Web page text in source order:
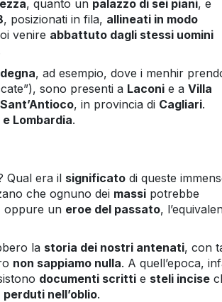
, quanto un palazzo di sei piani, e
, posizionati in fila, allineati in modo
venire abbattuto dagli stessi uomini
, ad esempio, dove i menhir
sono presenti a Laconi e a Villa
Sant’Antioco, in provincia di Cagliari.
Lombardia.
Qual era il significato di queste
che ognuno dei massi potrebbe
oppure un eroe del passato,
la storia dei nostri antenati, con
non sappiamo nulla. A quell’epoca,
documenti scritti e steli incise
nell’oblio.